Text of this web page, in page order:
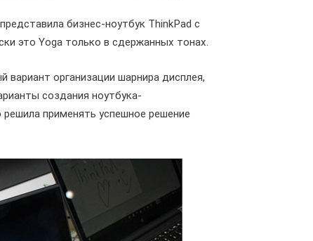
бизнес-ноутбук ThinkPad с
это Yoga только в сдержанных тонах.
вариант организации шарнира дисплея,
создания ноутбука-
применять успешное решение